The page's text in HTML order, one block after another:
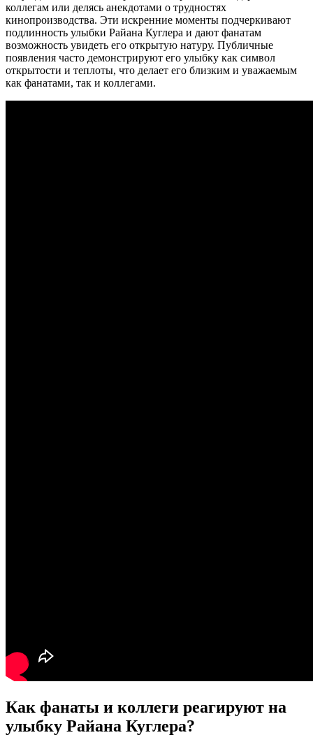
коллегам или делясь анекдотами о трудностях
кинопроизводства. Эти искренние моменты подчеркивают
подлинность улыбки Райана Куглера и дают фанатам
возможность увидеть его открытую натуру. Публичные
появления часто демонстрируют его улыбку как символ
открытости и теплоты, что делает его близким и уважаемым
как фанатами, так и коллегами.
Как фанаты и коллеги реагируют на
улыбку Райана Куглера?